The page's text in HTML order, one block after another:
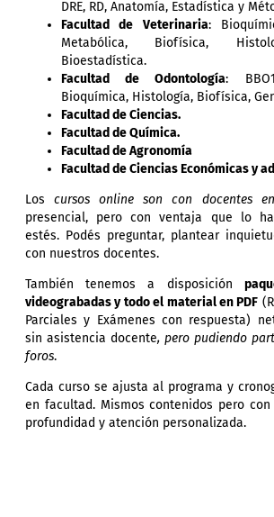
DRE, RD, Anatomía, Estadística y
Facultad de Veterinaria:
Metabólica, Biofísica,
Bioestadística.
Facultad de Odontología:
Bioquímica, Histología, Biofísica,
Facultad de Ciencias.
Facultad de Química.
Facultad de Agronomía
Facultad de Ciencias Económicas y
Loscursos online son con docentes
presencial, pero con ventaja que lo
estés. Podés preguntar, plantear
con nuestros docentes.
También tenemos a disposición
videograbadas y todo el material en PDF
Parciales y Exámenes con respuesta)
sin asistencia docente, pero pudiendo
foros.
Cada curso se ajusta al programa y
en facultad. Mismos contenidos pero
profundidad y atención personalizada.